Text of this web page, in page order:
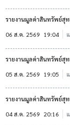
รายงานมูลค่าสินทรัพย์สุ
06 ส.ค. 2569 19:04
รายงานมูลค่าสินทรัพย์สุ
05 ส.ค. 2569 19:05
รายงานมูลค่าสินทรัพย์สุ
04 ส.ค. 2569 20:16